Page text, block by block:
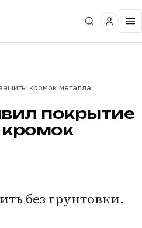
кромок металла
покрытие
без грунтовки.